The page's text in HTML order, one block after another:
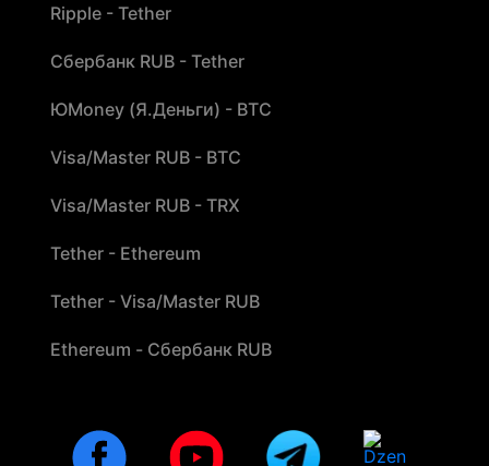
Ripple - Tether
Сбербанк RUB - Tether
ЮMoney (Я.Деньги) - BTC
Visa/Master RUB - BTC
Visa/Master RUB - TRX
Tether - Ethereum
Tether - Visa/Master RUB
Ethereum - Сбербанк RUB